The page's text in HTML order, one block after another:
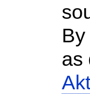
as